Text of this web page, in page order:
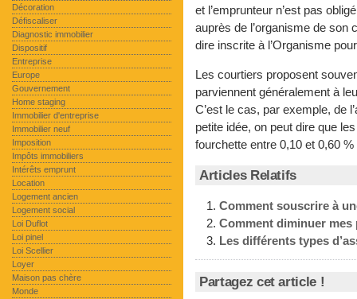
et l’emprunteur n’est pas
auprès de l’organisme de son
dire inscrite à l’Organisme
Les courtiers proposent
parviennent généralement à
C’est le cas, par exemple, de
petite idée, on peut dire que
fourchette entre 0,10 et 0,60
Articles Relatifs
Comment souscrire à
Comment diminuer mes
Les différents types
Partagez cet article !
Décoration
Défiscaliser
Diagnostic immobilier
Dispositif
Entreprise
Europe
Gouvernement
Home staging
Immobilier d'entreprise
Immobilier neuf
Imposition
Impôts immobiliers
Intérêts emprunt
Location
Logement ancien
Logement social
Loi Duflot
Loi pinel
Loi Scellier
Loyer
Maison pas chère
Monde